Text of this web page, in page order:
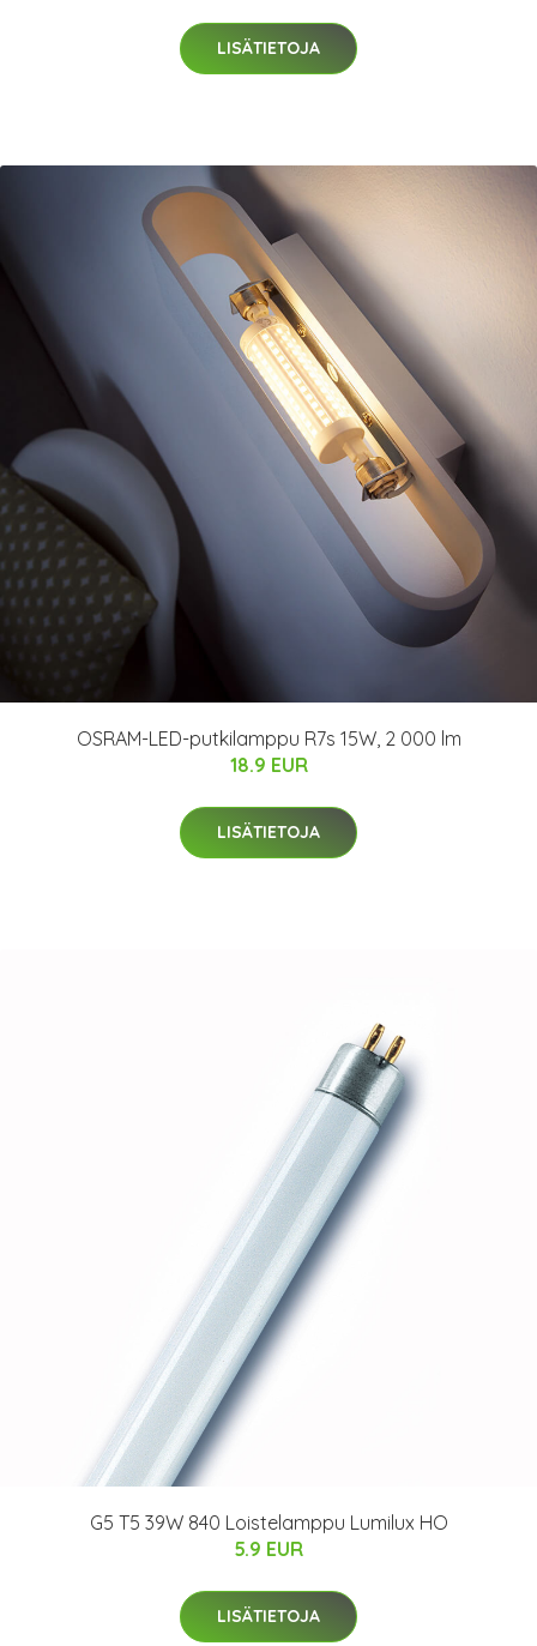
LISÄTIETOJA
OSRAM-LED-putkilamppu R7s 15W, 2 000 lm
18.9 EUR
LISÄTIETOJA
G5 T5 39W 840 Loistelamppu Lumilux HO
5.9 EUR
LISÄTIETOJA